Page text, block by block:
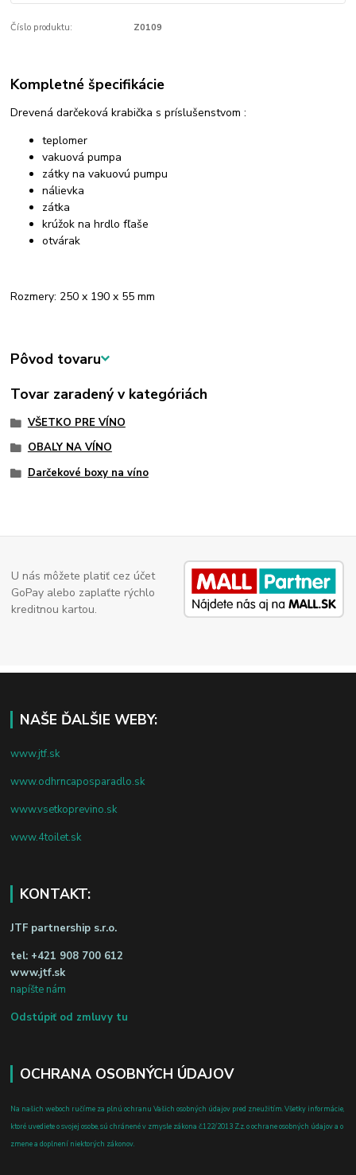
Číslo produktu: Z0109
Kompletné špecifikácie
Drevená darčeková krabička s príslušenstvom :
teplomer
vakuová pumpa
zátky na vakuovú pumpu
nálievka
zátka
krúžok na hrdlo fľaše
otvárak
Rozmery: 250 x 190 x 55 mm
Pôvod tovaru
Tovar zaradený v kategóriách
VŠETKO PRE VÍNO
OBALY NA VÍNO
Darčekové boxy na víno
U nás môžete platiť cez účet
GoPay alebo zaplaťte rýchlo
kreditnou kartou.
NAŠE ĎALŠIE WEBY:
www.jtf.sk
www.odhrncaposparadlo.sk
www.vsetkoprevino.sk
www.4toilet.sk
KONTAKT:
JTF partnership s.r.o.
tel: +421 908 700 612
www.jtf.sk
napíšte nám
Odstúpiť od zmluvy tu
OCHRANA OSOBNÝCH ÚDAJOV
Na našich weboch ručíme za plnú ochranu Vašich osobných údajov pred zneužitím. Všetky informácie,
ktoré uvediete o svojej osobe, sú chránené v zmysle zákona č.122/2013 Z.z. o ochrane osobných údajov a o
zmene a doplnení niektorých zákonov.